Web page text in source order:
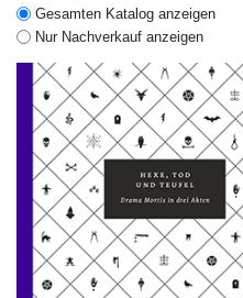
Gesamten Katalog anzeigen
Nur Nachverkauf anzeigen